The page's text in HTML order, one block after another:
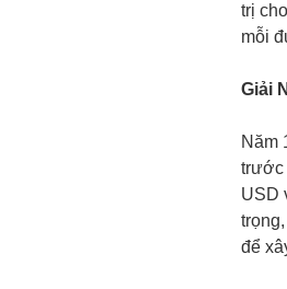
trị
mỗi
Giải
Năm
trước
USD
để